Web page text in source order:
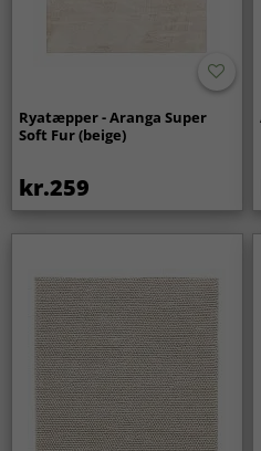
Ryatæpper - Aranga Super
Soft Fur (beige)
kr.259